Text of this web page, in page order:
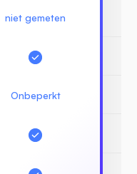
niet gemeten
Onbeperkt